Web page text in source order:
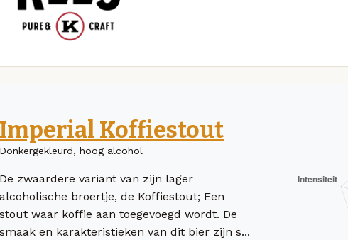
Imperial Koffiestout
Donkergekleurd, hoog alcohol
De zwaardere variant van zijn lager
alcoholische broertje, de Koffiestout; Een
stout waar koffie aan toegevoegd wordt. De
smaak en karakteristieken van dit bier zijn s...